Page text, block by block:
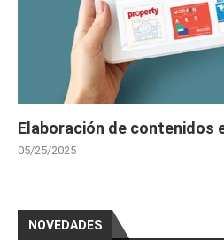
Elaboración de contenidos
05/25/2025
NOVEDADES